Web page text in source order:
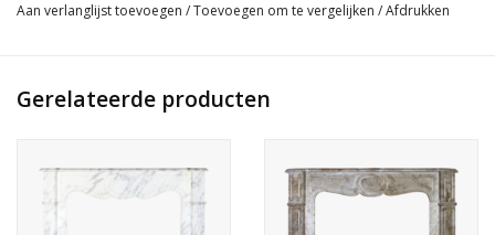
34 cm Diepte Tablet 13,39 Inch
Aan verlanglijst toevoegen /Toevoegen om te vergelijken /Afdrukken
Gerelateerde producten